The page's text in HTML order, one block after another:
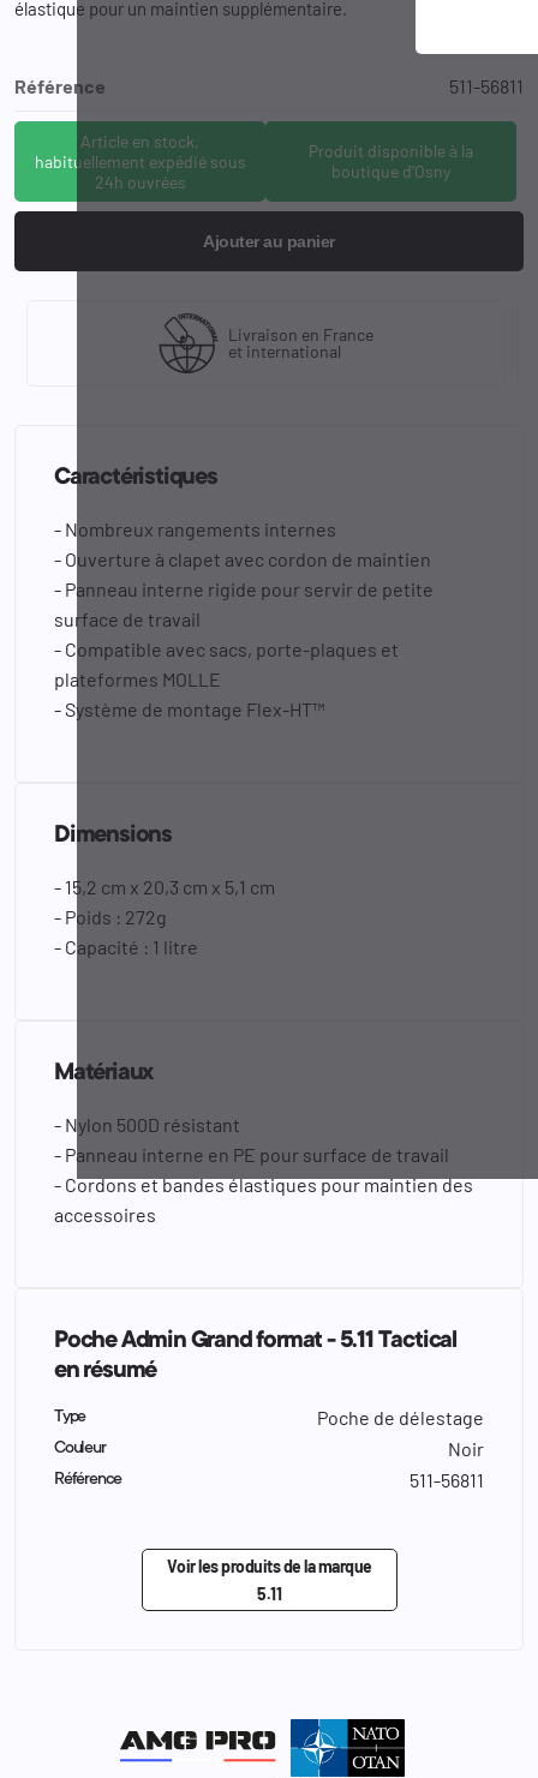
élastique pour un maintien supplémentaire.
Référence 511-56811
Article en stock,
habituellement expédié sous
24h ouvrées
Produit disponible à la
boutique d'Osny
Ajouter au panier
Livraison en France
et international
Caractéristiques
- Nombreux rangements internes
- Ouverture à clapet avec cordon de maintien
- Panneau interne rigide pour servir de petite
surface de travail
- Compatible avec sacs, porte-plaques et
plateformes MOLLE
- Système de montage Flex-HT™
Dimensions
- 15,2 cm x 20,3 cm x 5,1 cm
- Poids : 272g
- Capacité : 1 litre
Matériaux
- Nylon 500D résistant
- Panneau interne en PE pour surface de travail
- Cordons et bandes élastiques pour maintien des
accessoires
Poche Admin Grand format - 5.11 Tactical
en résumé
Type Poche de délestage
Couleur Noir
Référence 511-56811
Voir les produits de la marque
5.11